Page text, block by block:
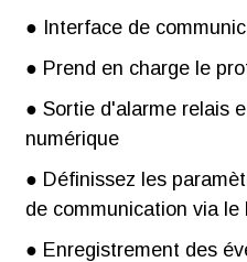
● Interface de
● Prend en charge le
● Sortie d'alarme relais
numérique
● Définissez les
de communication via le
● Enregistrement des